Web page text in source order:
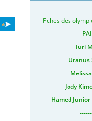
Fiches des
Iuri
Uranus
Jody
Hamed Junior